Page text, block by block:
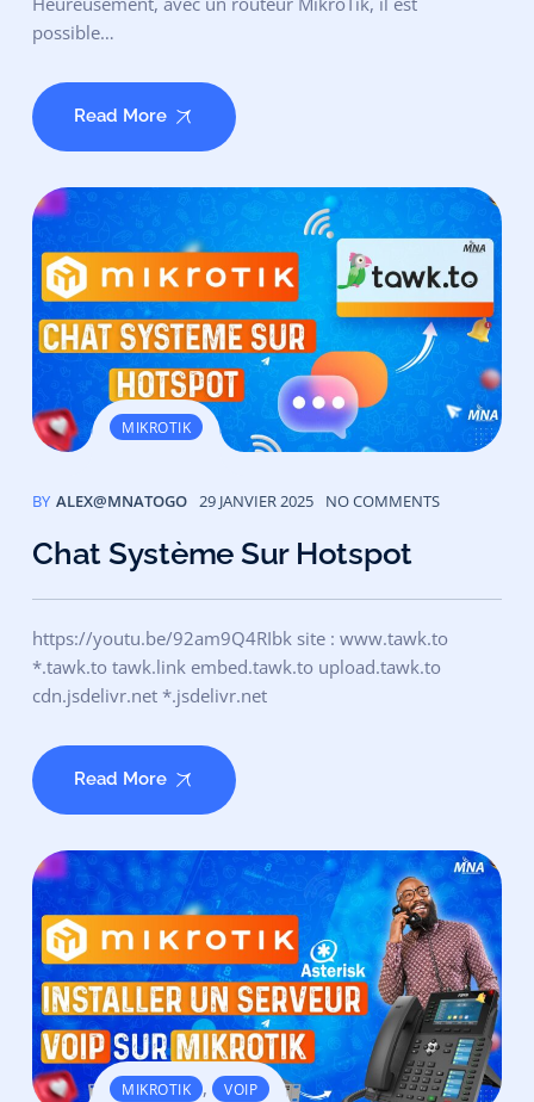
possible…
Read More
MIKROTIK
BY ALEX@MNATOGO 29 JANVIER 2025 NO COMMENTS
Chat Système Sur Hotspot
https://youtu.be/92am9Q4RIbk site : www.tawk.to
*.tawk.to tawk.link embed.tawk.to upload.tawk.to
cdn.jsdelivr.net *.jsdelivr.net
Read More
MIKROTIK , VOIP